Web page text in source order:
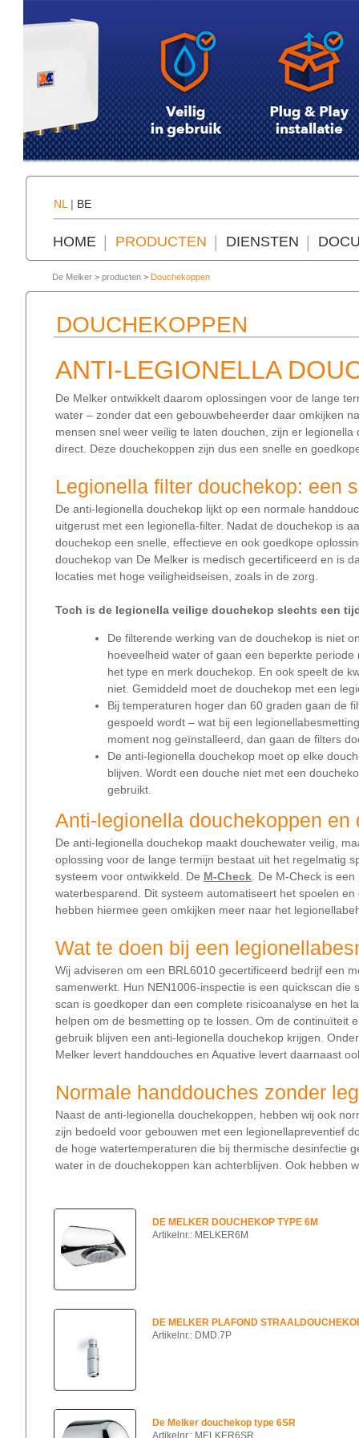
NL | BE
HOME PRODUCTEN DIENSTEN
De Melker > producten > Douchekoppen
DOUCHEKOPPEN
ANTI-LEGIONELLA
De Melker ontwikkelt daarom oplossingen voor de lange
water – zonder dat een gebouwbeheerder daar omkijken
mensen snel weer veilig te laten douchen, zijn er
direct. Deze douchekoppen zijn dus een snelle en
Legionella filter douchekop: een
De anti-legionella douchekop lijkt op een normale
uitgerust met een legionella-filter. Nadat de douchekop is
douchekop een snelle, effectieve en ook goedkope
douchekop van De Melker is medisch gecertificeerd en is
locaties met hoge veiligheidseisen, zoals in de zorg.
Toch is de legionella veilige douchekop slechts een
De filterende werking van de douchekop is niet
hoeveelheid water of gaan een beperkte
het type en merk douchekop. En ook speelt de
niet. Gemiddeld moet de douchekop met een
Bij temperaturen hoger dan 60 graden gaan de
gespoeld wordt – wat bij een
moment nog geïnstalleerd, dan gaan de filters
De anti-legionella douchekop moet op elke
blijven. Wordt een douche niet met een
gebruikt.
Anti-legionella douchekoppen
De anti-legionella douchekop maakt douchewater veilig,
oplossing voor de lange termijn bestaat uit het regelmatig
systeem voor ontwikkeld. De M-Check . De M-Check is
waterbesparend. Dit systeem automatiseert het spoelen
hebben hiermee geen omkijken meer naar het
Wat te doen bij een
Wij adviseren om een BRL6010 gecertificeerd bedrijf een
samenwerkt. Hun NEN1006-inspectie is een quickscan
scan is goedkoper dan een complete risicoanalyse en het
helpen om de besmetting op te lossen. Om de continuïteit
gebruik blijven een anti-legionella douchekop krijgen.
Melker levert handdouches en Aquative levert daarnaast
Normale handdouches zonder
Naast de anti-legionella douchekoppen, hebben wij ook
zijn bedoeld voor gebouwen met een legionellapreventief
de hoge watertemperaturen die bij thermische desinfectie
water in de douchekoppen kan achterblijven. Ook hebben
DE MELKER DOUCHEKOP TYPE 6M
Artikelnr.: MELKER6M
DE MELKER PLAFOND
Artikelnr.: DMD.7P
De Melker douchekop type 6SR
Artikelnr.: MELKER6SR